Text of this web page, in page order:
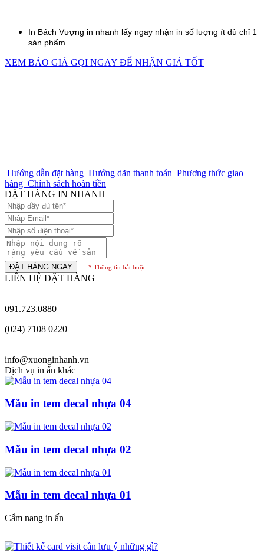
In Bách Vượng in nhanh lấy ngay nhận in số lượng ít dù chỉ 1
sản phẩm
XEM BÁO GIÁ GỌI NGAY ĐỂ NHẬN GIÁ TỐT
Hướng dẫn đặt hàng Hướng dãn thanh toán Phương thức giao
hàng Chính sách hoàn tiền
ĐẶT HÀNG IN NHANH
ĐẶT HÀNG NGAY * Thông tin bắt buộc
LIÊN HỆ ĐẶT HÀNG
091.723.0880
(024) 7108 0220
info@xuonginhanh.vn
Dịch vụ in ấn khác
Mẫu in tem decal nhựa 04
Mẫu in tem decal nhựa 02
Mẫu in tem decal nhựa 01
Cẩm nang in ấn